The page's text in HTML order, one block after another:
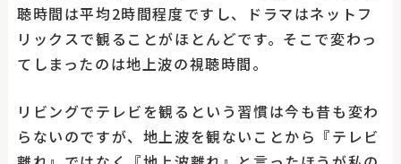
聴時間は平均2時間程度ですし、ドラマはネットフ
リックスで観ることがほとんどです。そこで変わっ
てしまったのは地上波の視聴時間。
リビングでテレビを観るという習慣は今も昔も変わ
らないのですが、地上波を観ないことから『テレビ